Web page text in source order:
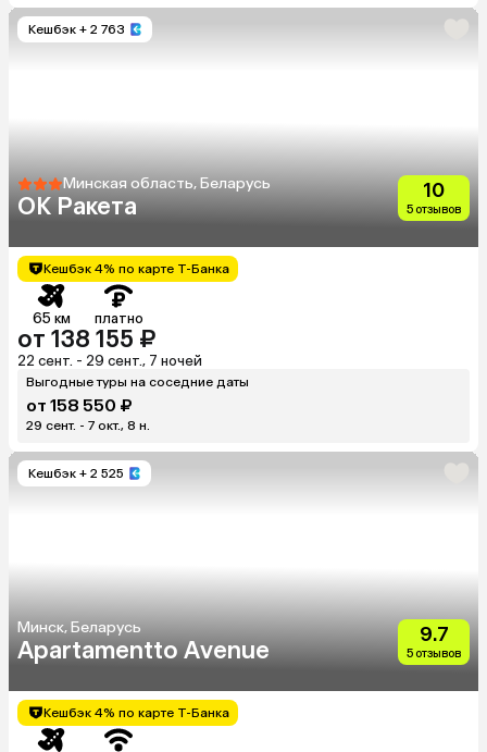
Кешбэк + 2 763
Минская область, Беларусь
ОК Ракета
10
5 отзывов
Кешбэк 4% по карте Т-Банка
65 км платно
от 138 155 ₽
22 сент. - 29 сент., 7 ночей
Выгодные туры на соседние даты
от 158 550 ₽
29 сент. - 7 окт., 8 н.
Кешбэк + 2 525
Минск, Беларусь
Apartamentto Avenue
9.7
5 отзывов
Кешбэк 4% по карте Т-Банка